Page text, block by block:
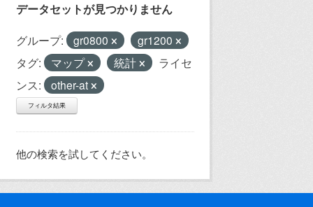
データセットが見つかりません
グループ: gr0800
gr1200
タグ:
マップ 統計
ライセ
ンス:
other-at
フィルタ結果
他の検索を試してください。